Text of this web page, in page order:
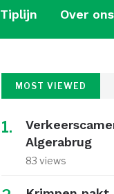
Tiplijn Over ons
MOST VIEWED
Algerabrug
83 views